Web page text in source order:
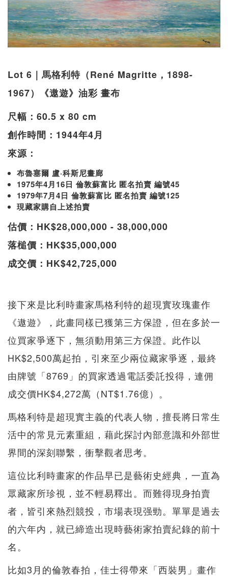
Lot 6｜馬格利特（René Magritte，1898-
1967）《遨遊》油彩 畫布
尺幅：60.5 x 80 cm
創作時間：1944年4月
來源：
布魯塞爾 盧·科斯尼畫廊
1975年4月16日 倫敦蘇富比 匿名拍賣 編號45
1979年7月4日 倫敦蘇富比 匿名拍賣 編號125
現藏家購自上述拍賣
估價：HK$28,000,000 - 38,000,000
落槌價：HK$35,000,000
成交價：HK$42,725,000
接下來是比利時畫家馬格利特的超現實玫瑰畫作
《遨遊》，此畫同樣已獲第三方保證，但在多於一
位買家爭逐下，無須動用第三方保證。此作以
HK$2,500萬起拍，引來至少兩位藏家爭逐，最終
由牌號「8769」的買家透過電話委託投得，連佣
成交價HK$4,272萬（NT$1.76億）。
馬格利特是超現實主義的代表人物，擅長將日常生
活中的常見元素重組，藉此探討內部意識和外部世
界間的深刻聯繫，衝擊觀者思考。
這位比利時畫家的作品早已是藝術史經典，一直為
眾藏家所珍視，並不輕易釋出。而難得現身拍賣
者，皆引來熱烈競投，市場表現强勁。單單是過去
的六年内，就已締造出現時藝術家拍賣紀錄的前十
名。
比如3月的倫敦春拍，佳士得帶來「西裝男」畫作